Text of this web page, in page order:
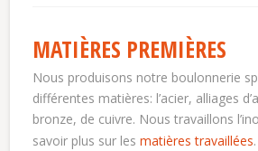
MATIÈRES PREMIÈRES
Nous produisons notre boulonnerie
différentes matières: l’acier, alliages
bronze, de cuivre. Nous travaillons
savoir plus sur lesmatières travaillées.